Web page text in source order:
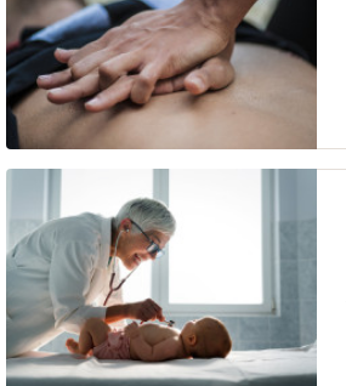
RCP)
Voir
chez
l’enfant
en
âge